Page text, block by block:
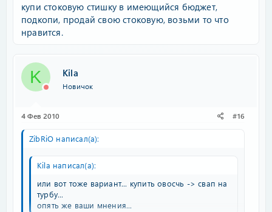
купи стоковую стишку в имеющийся бюджет,
подкопи, продай свою стоковую, возьми то что
нравится.
K Kila
Новичок
4 Фев 2010 #16
ZibRiO написал(а):
Kila написал(а):
или вот тоже вариант... купить овосчь -> свап на
турбу...
опять же ваши мнения...